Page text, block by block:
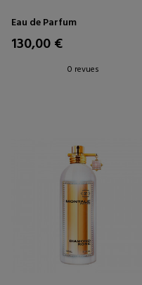
Eau de Parfum
130,00 €
0 revues